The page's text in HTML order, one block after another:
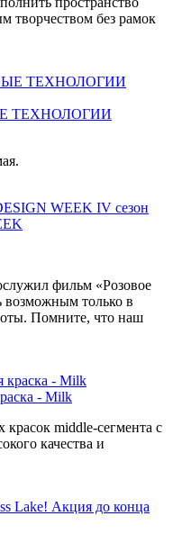
творчеством без рамок
ТЕХНОЛОГИИ
IV сезон
фильм «Розовое
возможным только в
Помните, что наш
- Milk
middle-сегмента с
качества и
Акция до конца